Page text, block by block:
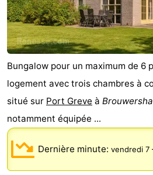
Bungalow pour un maximum de 6
logement avec trois chambres à
situé sur Port Greve à
notamment équipée ...
Dernière minute: vendredi 7